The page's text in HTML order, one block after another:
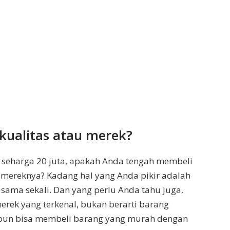
atau merek?
20 juta, apakah Anda tengah membeli
Kadang hal yang Anda pikir adalah
sekali. Dan yang perlu Anda tahu juga,
yang terkenal, bukan berarti barang
bisa membeli barang yang murah dengan